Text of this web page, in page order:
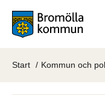
Start Kommun och